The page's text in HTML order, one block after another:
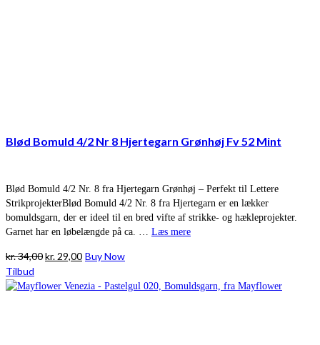
Blød Bomuld 4/2 Nr 8 Hjertegarn Grønhøj Fv 52 Mint
Blød Bomuld 4/2 Nr. 8 fra Hjertegarn Grønhøj – Perfekt til Lettere
StrikprojekterBlød Bomuld 4/2 Nr. 8 fra Hjertegarn er en lækker
bomuldsgarn, der er ideel til en bred vifte af strikke- og hækleprojekter.
Garnet har en løbelængde på ca. … Læs mere
kr.34,00Den
pris
kr. 29,00Den
pris
Buy Now
Tilbud